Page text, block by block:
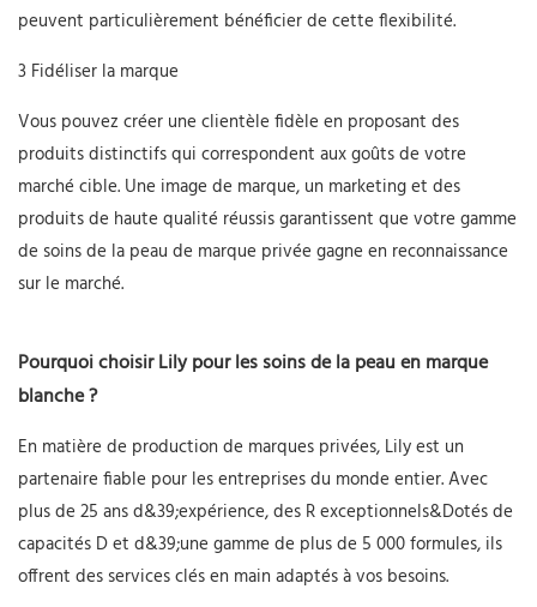
peuvent particulièrement bénéficier de cette flexibilité.
3 Fidéliser la marque
Vous pouvez créer une clientèle fidèle en proposant des
produits distinctifs qui correspondent aux goûts de votre
marché cible. Une image de marque, un marketing et des
produits de haute qualité réussis garantissent que votre gamme
de soins de la peau de marque privée gagne en reconnaissance
sur le marché.
Pourquoi choisir Lily pour les soins de la peau en marque
blanche ?
En matière de production de marques privées, Lily est un
partenaire fiable pour les entreprises du monde entier. Avec
plus de 25 ans d&39;expérience, des R exceptionnels&Dotés de
capacités D et d&39;une gamme de plus de 5 000 formules, ils
offrent des services clés en main adaptés à vos besoins.